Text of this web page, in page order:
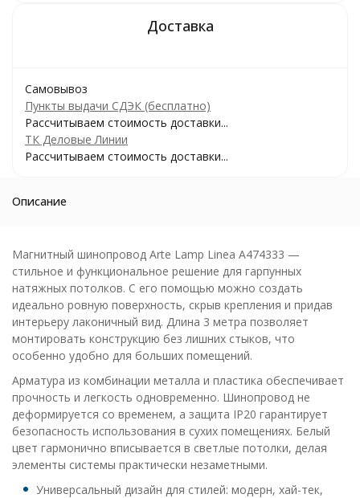
Самовывоз
Пункты выдачи СДЭК (бесплатно)
Рассчитываем стоимость доставки...
ТК Деловые Линии
Рассчитываем стоимость доставки...
Описание
Магнитный шинопровод Arte Lamp Linea A474333 —
стильное и функциональное решение для гарпунных
натяжных потолков. С его помощью можно создать
идеально ровную поверхность, скрыв крепления и придав
интерьеру лаконичный вид. Длина 3 метра позволяет
монтировать конструкцию без лишних стыков, что
особенно удобно для больших помещений.
Арматура из комбинации металла и пластика обеспечивает
прочность и легкость одновременно. Шинопровод не
деформируется со временем, а защита IP20 гарантирует
безопасность использования в сухих помещениях. Белый
цвет гармонично вписывается в светлые потолки, делая
элементы системы практически незаметными.
Универсальный дизайн для стилей: модерн, хай-тек,